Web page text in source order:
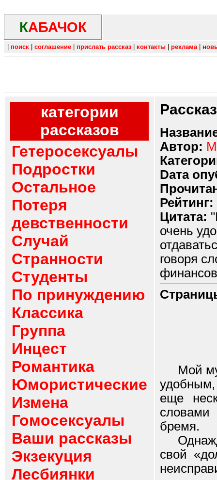
КАБАЧОК
поиск соглашение прислать рассказ контакты реклама| н
категории
рассказов
Гетеросексуалы
Подростки
Остальное
Потеря
девственности
Случай
Странности
Студенты
По принуждению
Классика
Группа
Инцест
Романтика
Юмористические
Измена
Гомосексуалы
Ваши рассказы
Экзекуция
Лесбиянки
Автор:
Dата
Рейтинг:
Цитата:
очень
говоря
Мой муж
еще
словами
бремя.
свой